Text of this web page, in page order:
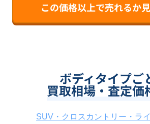
この価格以上で売れるか
ボディタイプご
買取相場・査定価
SUV・クロスカントリー・ラ